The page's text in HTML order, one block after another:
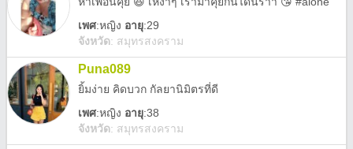
เพศ:หญิง อายุ:29
จังหวัด: สมุทรสงคราม
Puna089
ยิ้มง่าย คิดบวก กัลยานิมิตรที่ดี
เพศ:หญิง อายุ:38
จังหวัด: สมุทรสงคราม